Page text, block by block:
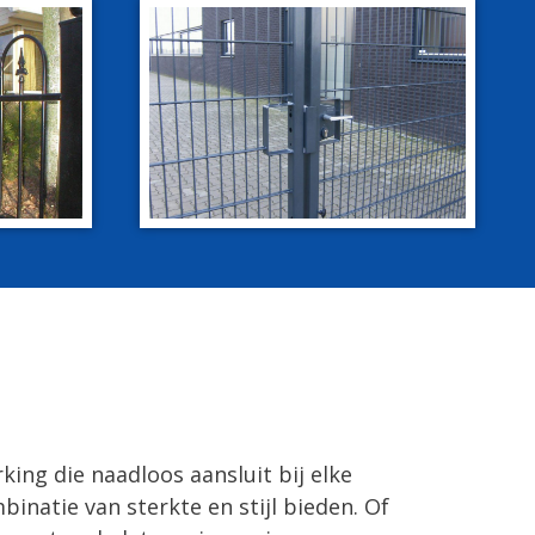
die naadloos aansluit bij elke
van sterkte en stijl bieden. Of